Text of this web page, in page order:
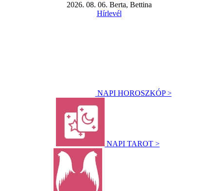
2026. 08. 06. Berta, Bettina
Hírlevél
NAPI HOROSZKÓP >
NAPI TAROT >